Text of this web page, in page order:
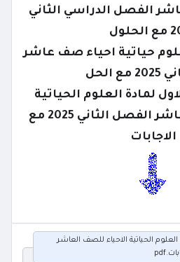
الفصل الدراسي الثاني
حياتية احياء صف عاشر
الحل
لمادة العلوم الحياتية
الاحياء للصف العاشر الفصل الثاني 2025 مع
الاجابات
الحياتية الاحياء للصف العاشر